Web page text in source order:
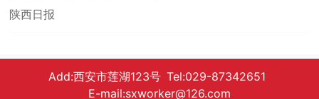
陕西日报
Add:西安市莲湖123号 Tel:029-87342651
E-mail:sxworker@126.com